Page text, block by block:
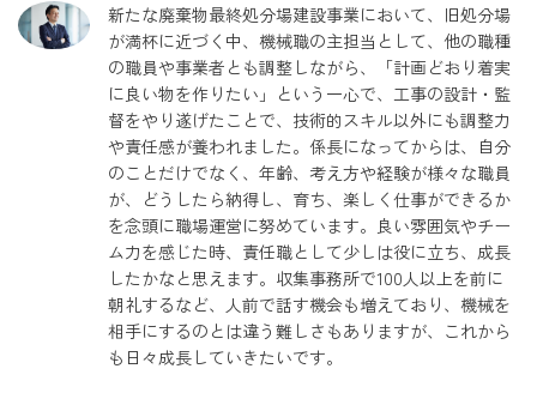
新たな廃棄物最終処分場建設事業において、旧処分場
が満杯に近づく中、機械職の主担当として、他の職種
の職員や事業者とも調整しながら、「計画どおり着実
に良い物を作りたい」という一心で、工事の設計・監
督をやり遂げたことで、技術的スキル以外にも調整力
や責任感が養われました。係長になってからは、自分
のことだけでなく、年齢、考え方や経験が様々な職員
が、どうしたら納得し、育ち、楽しく仕事ができるか
を念頭に職場運営に努めています。良い雰囲気やチー
ム力を感じた時、責任職として少しは役に立ち、成長
したかなと思えます。収集事務所で100人以上を前に
朝礼するなど、人前で話す機会も増えており、機械を
相手にするのとは違う難しさもありますが、これから
も日々成長していきたいです。